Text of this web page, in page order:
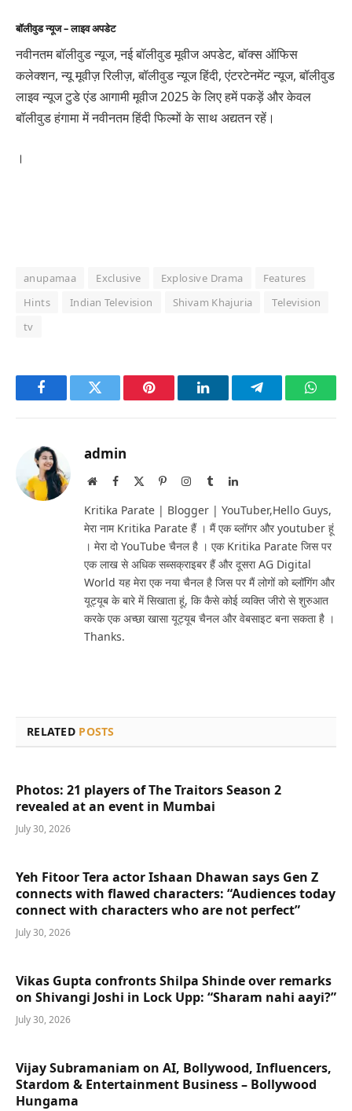
बॉलीवुड न्यूज – लाइव अपडेट
नवीनतम बॉलीवुड न्यूज, नई बॉलीवुड मूवीज अपडेट, बॉक्स ऑफिस
कलेक्शन, न्यू मूवीज़ रिलीज़, बॉलीवुड न्यूज हिंदी, एंटरटेनमेंट न्यूज, बॉलीवुड
लाइव न्यूज टुडे एंड आगामी मूवीज 2025 के लिए हमें पकड़ें और केवल
बॉलीवुड हंगामा में नवीनतम हिंदी फिल्मों के साथ अद्यतन रहें।
।
anupamaa Exclusive Explosive Drama
Features
Hints
Indian Television Shivam Khajuria
Television
tv
FacebookTwitter Pinterest LinkedInTelegram
admin
WebsiteFacebook PinterestInstagram
TumblrLinkedIn
Kritika Parate | Blogger | YouTuber,Hello Guys,
मेरा नाम Kritika Parate हैं । मैं एक ब्लॉगर और youtuber हूं
। मेरा दो YouTube चैनल है । एक Kritika Parate जिस पर
एक लाख से अधिक सब्सक्राइबर हैं और दूसरा AG Digital
World यह मेरा एक नया चैनल है जिस पर मैं लोगों को ब्लॉगिंग और
यूट्यूब के बारे में सिखाता हूं, कि कैसे कोई व्यक्ति जीरो से शुरुआत
करके एक अच्छा खासा यूट्यूब चैनल और वेबसाइट बना सकता है ।
Thanks.
RELATED POSTS
Photos: 21 players of The Traitors Season 2
revealed at an event in Mumbai
July 30, 2026
Yeh Fitoor Tera actor Ishaan Dhawan says Gen Z
connects with flawed characters: “Audiences today
connect with characters who are not perfect”
July 30, 2026
Vikas Gupta confronts Shilpa Shinde over remarks
on Shivangi Joshi in Lock Upp: “Sharam nahi aayi?”
July 30, 2026
Vijay Subramaniam on AI, Bollywood, Influencers,
Stardom & Entertainment Business – Bollywood
Hungama